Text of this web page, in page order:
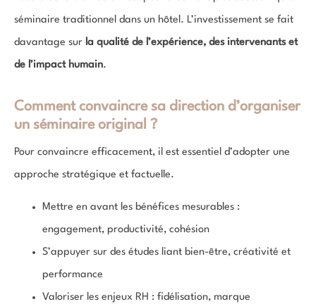
séminaire traditionnel dans un hôtel. L’investissement se fait
davantage sur la qualité de l’expérience, des intervenants et
de l’impact humain.
Comment convaincre sa direction d’organiser
un séminaire original ?
Pour convaincre efficacement, il est essentiel d’adopter une
approche stratégique et factuelle.
Mettre en avant les bénéfices mesurables :
engagement, productivité, cohésion
S’appuyer sur des études liant bien-être, créativité et
performance
Valoriser les enjeux RH : fidélisation, marque